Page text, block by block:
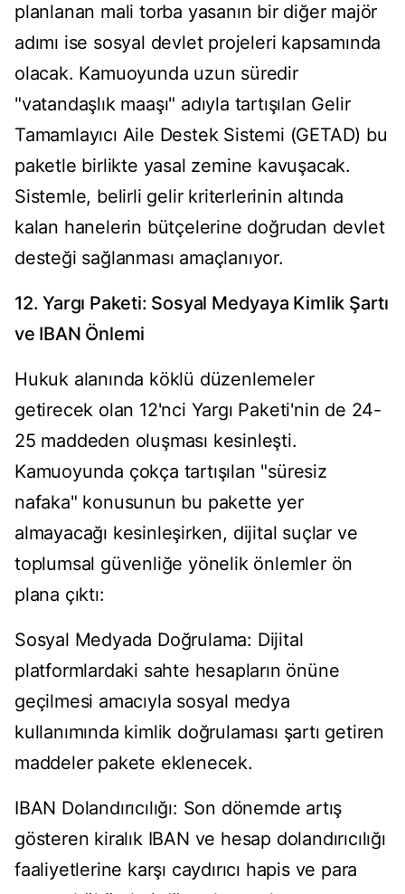
planlanan mali torba yasanın bir diğer majör
adımı ise sosyal devlet projeleri kapsamında
olacak. Kamuoyunda uzun süredir
"vatandaşlık maaşı" adıyla tartışılan Gelir
Tamamlayıcı Aile Destek Sistemi (GETAD) bu
paketle birlikte yasal zemine kavuşacak.
Sistemle, belirli gelir kriterlerinin altında
kalan hanelerin bütçelerine doğrudan devlet
desteği sağlanması amaçlanıyor.
12. Yargı Paketi: Sosyal Medyaya Kimlik Şartı
ve IBAN Önlemi
Hukuk alanında köklü düzenlemeler
getirecek olan 12'nci Yargı Paketi'nin de 24-
25 maddeden oluşması kesinleşti.
Kamuoyunda çokça tartışılan "süresiz
nafaka" konusunun bu pakette yer
almayacağı kesinleşirken, dijital suçlar ve
toplumsal güvenliğe yönelik önlemler ön
plana çıktı:
Sosyal Medyada Doğrulama: Dijital
platformlardaki sahte hesapların önüne
geçilmesi amacıyla sosyal medya
kullanımında kimlik doğrulaması şartı getiren
maddeler pakete eklenecek.
IBAN Dolandırıcılığı: Son dönemde artış
gösteren kiralık IBAN ve hesap dolandırıcılığı
faaliyetlerine karşı caydırıcı hapis ve para